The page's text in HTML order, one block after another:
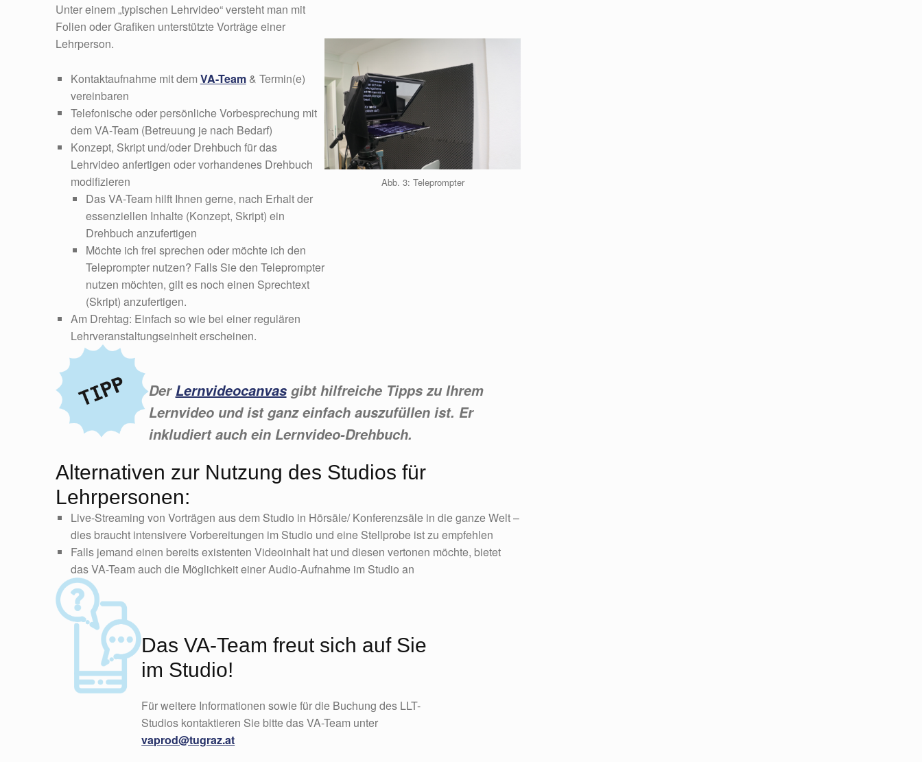
Unter einem „typischen Lehrvideo“ versteht man mit
Folien oder Grafiken unterstützte Vorträge einer
Lehrperson.
Kontaktaufnahme mit dem VA-Team& Termin(e)
vereinbaren
Telefonische oder persönliche Vorbesprechung mit
dem VA-Team (Betreuung je nach Bedarf)
Konzept, Skript und/oder Drehbuch für das
Lehrvideo anfertigen oder vorhandenes Drehbuch
modifizieren
Das VA-Team hilft Ihnen gerne, nach Erhalt der
essenziellen Inhalte (Konzept, Skript) ein
Drehbuch anzufertigen
Möchte ich frei sprechen oder möchte ich den
Teleprompter nutzen? Falls Sie den Teleprompter
nutzen möchten, gilt es noch einen Sprechtext
(Skript) anzufertigen.
Am Drehtag: Einfach so wie bei einer regulären
Lehrveranstaltungseinheit erscheinen.
Abb. 3: Teleprompter
Der Lernvideocanvasgibt hilfreiche Tipps zu Ihrem
Lernvideo und ist ganz einfach auszufüllen ist. Er
inkludiert auch ein Lernvideo-Drehbuch.
Alternativen zur Nutzung des Studios für
Lehrpersonen:
Live-Streaming von Vorträgen aus dem Studio in Hörsäle/ Konferenzsäle in die ganze Welt –
dies braucht intensivere Vorbereitungen im Studio und eine Stellprobe ist zu empfehlen
Falls jemand einen bereits existenten Videoinhalt hat und diesen vertonen möchte, bietet
das VA-Team auch die Möglichkeit einer Audio-Aufnahme im Studio an
Das VA-Team freut sich auf Sie
im Studio!
Für weitere Informationen sowie für die Buchung des LLT-
Studios kontaktieren Sie bitte das VA-Team unter
vaprod@tugraz.at